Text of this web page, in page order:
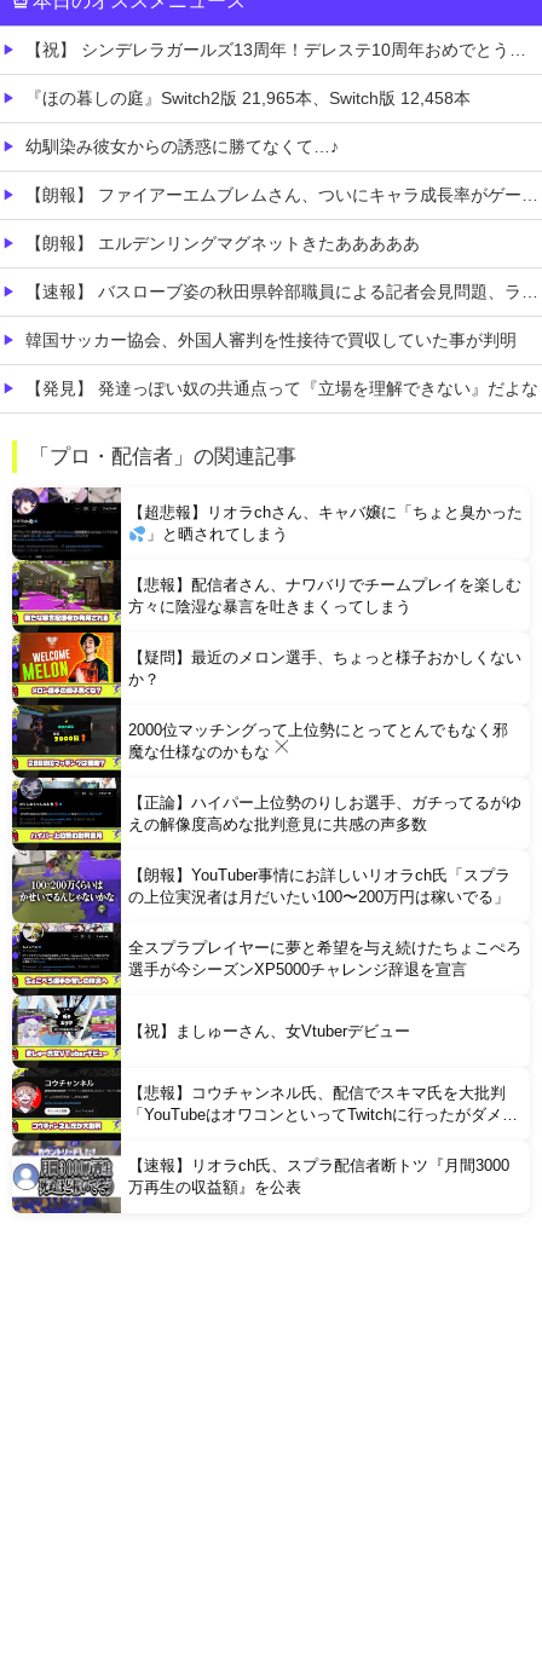
【祝】 シンデレラガールズ13周年！デレステ10周年おめでとう！ガチャ更新SSR八神マキノ・イベントSRイヴ、SR望月聖！
『ほの暮しの庭』Switch2版 21,965本、Switch版 12,458本
幼馴染み彼女からの誘惑に勝てなくて…♪
【朗報】 ファイアーエムブレムさん、ついにキャラ成長率がゲーム内で見れるようになる
【朗報】 エルデンリングマグネットきたあああああ
【速報】 バスローブ姿の秋田県幹部職員による記者会見問題、ラブホテルからの参加だと特定「体調が優れなかったため...」とは何だったのか
韓国サッカー協会、外国人審判を性接待で買収していた事が判明
【発見】 発達っぽい奴の共通点って『立場を理解できない』だよな
【悲痛】 溺れた11歳息子を助けようと川へ…40歳父親が死亡 息子は母親が救助 愛知
Powered by livedoor 相互RSS
「プロ・配信者」の関連記事
【超悲報】リオラchさん、キャバ嬢に「ちょと臭かった
」と晒されてしまう
【悲報】配信者さん、ナワバリでチームプレイを楽しむ
方々に陰湿な暴言を吐きまくってしまう
【疑問】最近のメロン選手、ちょっと様子おかしくない
か？
2000位マッチングって上位勢にとってとんでもなく邪
魔な仕様なのかもな
【正論】ハイパー上位勢のりしお選手、ガチってるがゆ
えの解像度高めな批判意見に共感の声多数
【朗報】YouTuber事情にお詳しいリオラch氏「スプラ
の上位実況者は月だいたい100〜200万円は稼いでる」
全スプラプレイヤーに夢と希望を与え続けたちょこぺろ
選手が今シーズンXP5000チャレンジ辞退を宣言
【祝】ましゅーさん、女Vtuberデビュー
【悲報】コウチャンネル氏、配信でスキマ氏を大批判
「YouTubeはオワコンといってTwitchに行ったがダメで
【速報】リオラch氏、スプラ配信者断トツ『月間3000
万再生の収益額』を公表